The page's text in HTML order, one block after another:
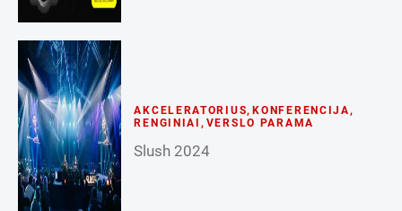
AKCELERATORIUS, KONFERENCIJA,
RENGINIAI , VERSLO PARAMA
Slush 2024